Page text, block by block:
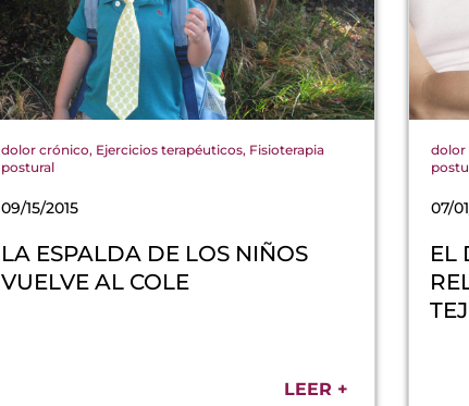
dolor crónico, Ejercicios terapéuticos, Fisioterapia
postural
09/15/2015
LA ESPALDA DE LOS NIÑOS
VUELVE AL COLE
LEER +
dolor
07/
EL